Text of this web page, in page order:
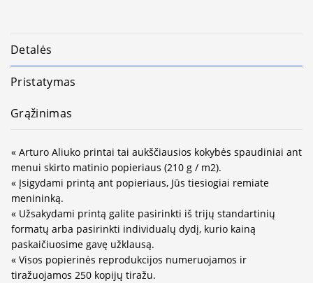
Detalės
Pristatymas
Grąžinimas
« Arturo Aliuko printai tai aukščiausios kokybės spaudiniai ant
menui skirto matinio popieriaus (210 g / m2).
« Įsigydami printą ant popieriaus, Jūs tiesiogiai remiate
menininką.
« Užsakydami printą galite pasirinkti iš trijų standartinių
formatų arba pasirinkti individualų dydį, kurio kainą
paskaičiuosime gavę užklausą.
« Visos popierinės reprodukcijos numeruojamos ir
tiražuojamos 250 kopijų tiražu.